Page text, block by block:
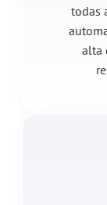
todas
alta